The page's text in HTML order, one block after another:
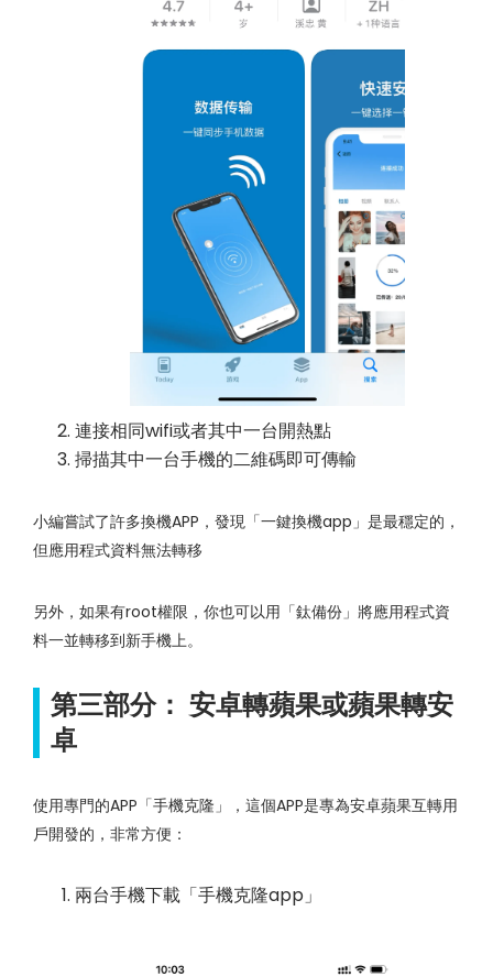
連接相同wifi或者其中一台開熱點
掃描其中一台手機的二維碼即可傳輸
小編嘗試了許多換機APP，發現「一鍵換機app」是最穩定的，
但應用程式資料無法轉移
另外，如果有root權限，你也可以用「鈦備份」將應用程式資
料一並轉移到新手機上。
第三部分： 安卓轉蘋果或蘋果轉安
卓
使用專門的APP「手機克隆」，這個APP是專為安卓蘋果互轉用
戶開發的，非常方便：
兩台手機下載「手機克隆app」